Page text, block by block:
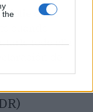
theJolie es su
cuando
todo ella
de